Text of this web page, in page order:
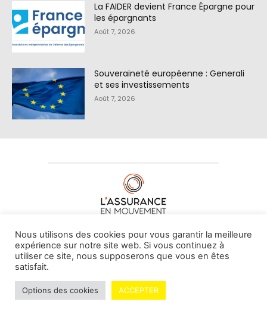
La FAIDER devient France Épargne pour
les épargnants
Août 7, 2026
Souveraineté européenne : Generali
et ses investissements
Août 7, 2026
À PROPOS DE NOUS•CONTACT
© L'assurance en mouvement -By Vovoxx Média
Mentions légales Contributeurs
Nous utilisons des cookies pour vous garantir la meilleure
expérience sur notre site web. Si vous continuez à
utiliser ce site, nous supposerons que vous en êtes
satisfait.
Options des cookies ACCEPTER